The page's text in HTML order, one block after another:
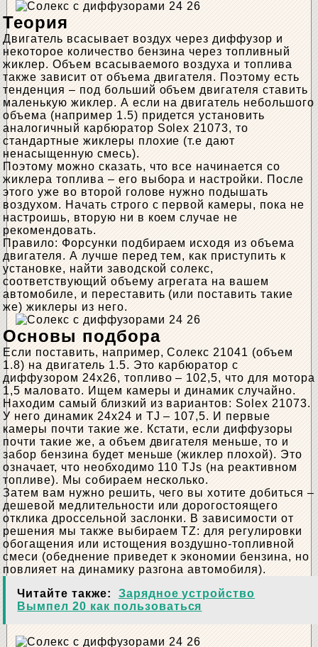
Теория
Двигатель всасывает воздух через диффузор и
некоторое количество бензина через топливный
жиклер. Объем всасываемого воздуха и топлива
также зависит от объема двигателя. Поэтому есть
тенденция – под больший объем двигателя ставить
маленькую жиклер. А если на двигатель небольшого
объема (например 1.5) придется установить
аналогичный карбюратор Solex 21073, то
стандартные жиклеры плохие (т.е дают
ненасыщенную смесь).
Поэтому можно сказать, что все начинается со
жиклера топлива – его выбора и настройки. После
этого уже во второй голове нужно подышать
воздухом. Начать строго с первой камеры, пока не
настроишь, вторую ни в коем случае не
рекомендовать.
Правило: Форсунки подбираем исходя из объема
двигателя. А лучше перед тем, как приступить к
установке, найти заводской солекс,
соответствующий объему агрегата на вашем
автомобиле, и переставить (или поставить такие
же) жиклеры из него.
Основы подбора
Если поставить, например, Солекс 21041 (объем
1.8) на двигатель 1.5. Это карбюратор с
диффузором 24х26, топливо – 102,5, что для мотора
1,5 маловато. Ищем камеры и динамик случайно.
Находим самый близкий из вариантов: Solex 21073.
У него динамик 24х24 и TJ – 107,5. И первые
камеры почти такие же. Кстати, если диффузоры
почти такие же, а объем двигателя меньше, то и
забор бензина будет меньше (жиклер плохой). Это
означает, что необходимо 110 TJs (на реактивном
топливе). Мы собираем несколько.
Затем вам нужно решить, чего вы хотите добиться –
дешевой медлительности или дорогостоящего
отклика дроссельной заслонки. В зависимости от
решения мы также выбираем TZ: для регулировки
обогащения или истощения воздушно-топливной
смеси (обеднение приведет к экономии бензина, но
повлияет на динамику разгона автомобиля).
Читайте также:
Зарядное устройство
Вымпел 20 как пользоваться